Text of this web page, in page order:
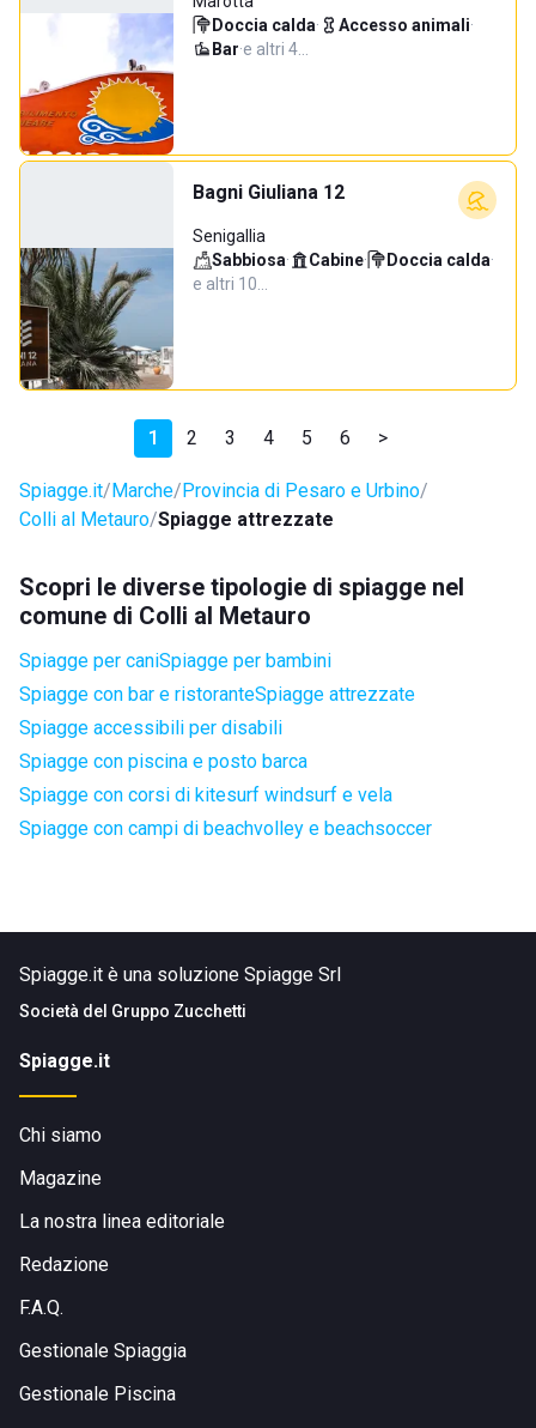
Doccia calda· Accesso animali·
Bar·e altri 4…
Bagni Giuliana 12
Senigallia
Sabbiosa· Cabine· Doccia calda·
e altri 10…
1 2 3 4 5 6 >
Spiagge.it Marche Provincia di Pesaro e Urbino
Colli al Metauro Spiagge attrezzate
Scopri le diverse tipologie di spiagge nel
comune di Colli al Metauro
Spiagge per caniSpiagge per bambini
Spiagge con bar e ristoranteSpiagge attrezzate
Spiagge accessibili per disabili
Spiagge con piscina e posto barca
Spiagge con corsi di kitesurf windsurf e vela
Spiagge con campi di beachvolley e beachsoccer
Spiagge.it è una soluzione Spiagge Srl
Società del Gruppo Zucchetti
Spiagge.it
Chi siamo
Magazine
La nostra linea editoriale
Redazione
F.A.Q.
Gestionale Spiaggia
Gestionale Piscina